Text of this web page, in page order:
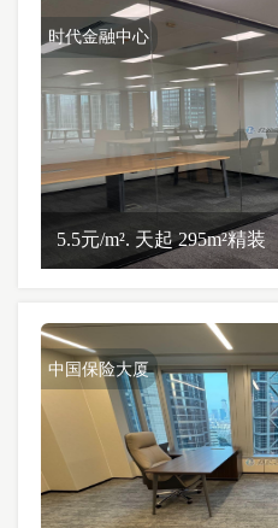
时代金融中心
5.5元/m². 天起 295m²精装
中国保险大厦